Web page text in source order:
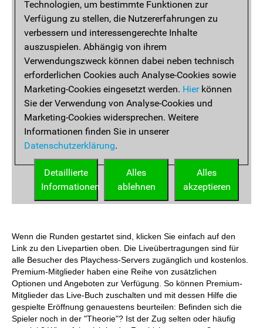
Wenn die Runden gestartet sind, klicken Sie einfach auf den
Link zu den Livepartien oben. Die Liveübertragungen sind für
alle Besucher des Playchess-Servers zugänglich und kostenlos.
Premium-Mitglieder haben eine Reihe von zusätzlichen
Optionen und Angeboten zur Verfügung. So können Premium-
Mitglieder das Live-Buch zuschalten und mit dessen Hilfe die
gespielte Eröffnung genauestens beurteilen: Befinden sich die
Spieler noch in der "Theorie"? Ist der Zug selten oder häufig